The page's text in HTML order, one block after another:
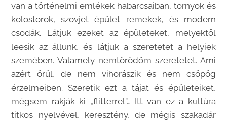
van a történelmi emlékek habarcsaiban, tornyok és
kolostorok, szovjet épület remekek, és modern
csodák. Látjuk ezeket az épületeket, melyektől
leesik az állunk, és látjuk a szeretetet a helyiek
szemében. Valamely nemtörődöm szeretetet. Ami
azért örül, de nem vihorászik és nem csöpög
érzelmeiben. Szeretik ezt a tájat és épületeiket,
mégsem rakják ki „flitterrel”… Itt van ez a kultúra
titkos nyelvével, keresztény, de mégis szakadár